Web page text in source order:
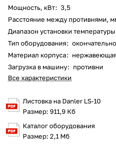
Мощность, кВт: 3,5
Расстояние между противнями,
Диапазон установки
Тип оборудования:
Материал корпуса:
Загрузка в машину: противни
Все характеристики
Листовка на Danler LS-10
Размер: 911,9 Кб
Каталог оборудования
Размер: 2,1 Мб